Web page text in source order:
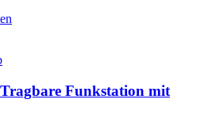
Funkstation mit